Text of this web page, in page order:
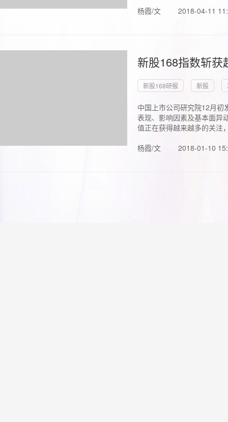
杨霞/文 2018-04-11
新股168指数斩
新股168研报 新股
中国上市公司研究院12月初
表现、影响因素及基本面异
值正在获得越来越多的关注
杨霞/文
2018-01-10